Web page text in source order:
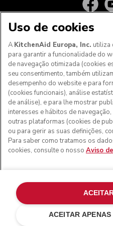
Aos clientes nos Açores,
portugueses: Por favor,
ao Cliente para efetuar a
podermos fornecer os
taxa de
nos EUA e
Gerir as minhas
Política de
Uso de cookies
A KitchenAid Europa, Inc. utiliza
para garantir a funcionalidade do
de navegação otimizada (cookies
seu consentimento, também
desempenho do website e para
(cookies funcionais), análise
de análise), e para lhe mostrar
interesses e hábitos de
outras plataformas (cookies de
ou para gerir as suas definições,
Para saber como tratamos os
cookies, consulte o nosso Aviso
ACEITAR